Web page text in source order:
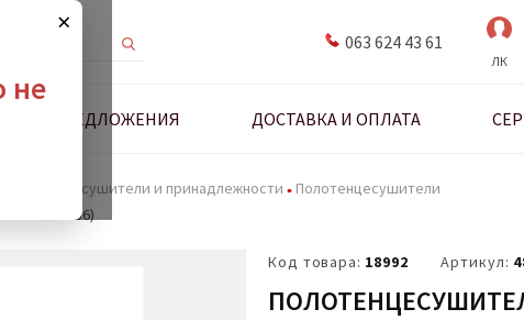
×
не
063 624 43 61
ЛК
ПРЕДЛОЖЕНИЯ ДОСТАВКА И ОПЛАТА
Полотенцесушители и принадлежности
Полотенцесушители
Код товара: 18992 Артикул: